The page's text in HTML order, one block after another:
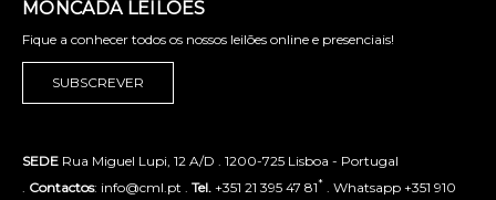
MONCADA LEILÕES
Fique a conhecer todos os nossos leilões online e presenciais!
SUBSCREVER
SEDE Rua Miguel Lupi, 12 A/D . 1200-725 Lisboa - Portugal
Contactos: info@cml.pt . Tel. +351 21 395 47 81* . Whatsapp +351 910